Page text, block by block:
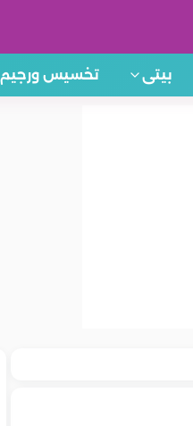
بيتى تخسيس ورجيم